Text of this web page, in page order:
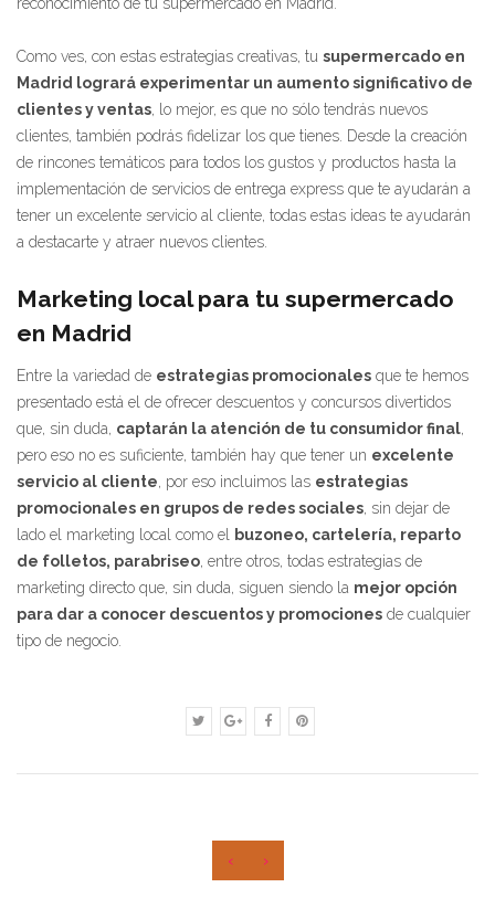
Como ves, con estas estrategias creativas, tu supermercado en
Madrid logrará experimentar un aumento significativo de
clientes y ventas , lo mejor, es que no sólo tendrás nuevos
clientes, también podrás fidelizar los que tienes. Desde la creación
de rincones temáticos para todos los gustos y productos hasta la
implementación de servicios de entrega express que te ayudarán a
tener un excelente servicio al cliente, todas estas ideas te ayudarán
a destacarte y atraer nuevos clientes.
Marketing local para tu supermercado
en Madrid
Entre la variedad de estrategias promocionales que te hemos
presentado está el de ofrecer descuentos y concursos divertidos
que, sin duda, captarán la atención de tu consumidor final
pero eso no es suficiente, también hay que tener un excelente
servicio al cliente , por eso incluimos las estrategias
promocionales en grupos de redes sociales , sin dejar de
lado el marketing local como el
buzoneo, cartelería, reparto
de folletos, parabriseo , entre otros, todas estrategias de
marketing directo que, sin duda, siguen siendo la mejor opción
para dar a conocer descuentos y promociones de cualquier
tipo de negocio.
‹ ›